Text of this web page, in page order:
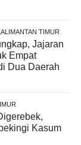
TIMUR
Jajaran
Empat
Dua Daerah
Kasum